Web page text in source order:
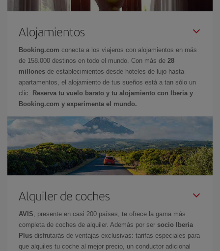
Alojamientos
Booking.com conecta a los viajeros con alojamientos en más
de 158.000 destinos en todo el mundo. Con más de 28
millones de establecimientos desde hoteles de lujo hasta
apartamentos, el alojamiento de tus sueños está a tan sólo un
clic.
Reserva tu vuelo barato y tu alojamiento con Iberia y
Booking.com y experimenta el mundo.
Alquiler de coches
AVIS , presente en casi 200 países, te ofrece la gama más
completa de coches de alquiler. Además por ser socio Iberia
Plus disfrutarás de ventajas exclusivas: tarifas especiales para
que alquiles tu coche al mejor precio, un conductor adicional